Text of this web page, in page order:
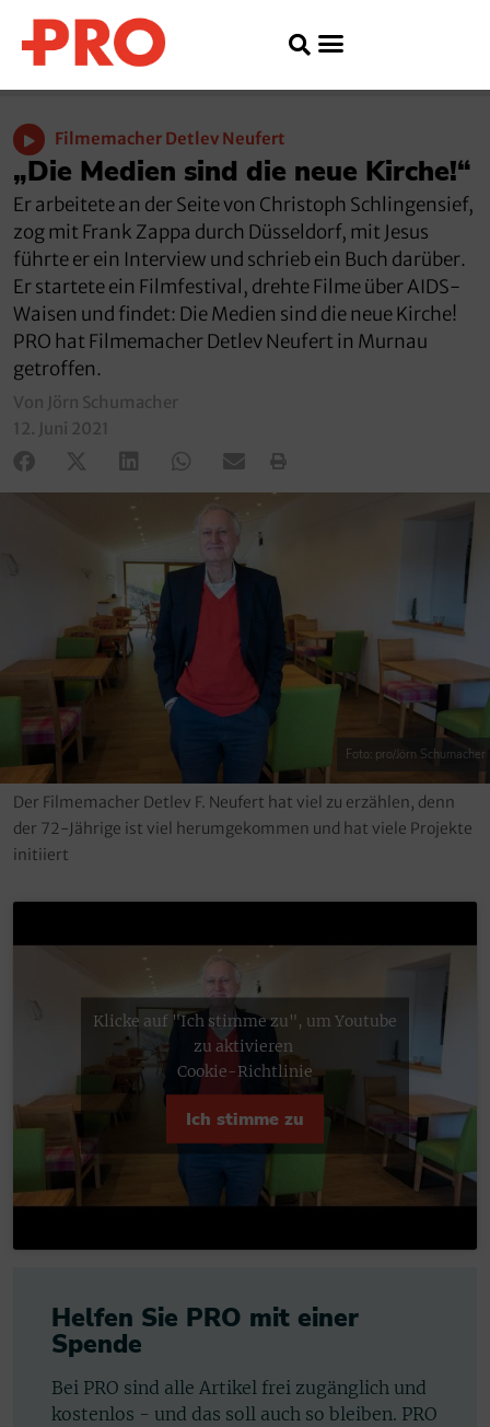
Filmemacher Detlev Neufert
„Die Medien sind die neue Kirche!“
Er arbeitete an der Seite von Christoph Schlingensief,
zog mit Frank Zappa durch Düsseldorf, mit Jesus
führte er ein Interview und schrieb ein Buch darüber.
Er startete ein Filmfestival, drehte Filme über AIDS-
Waisen und findet: Die Medien sind die neue Kirche!
PRO hat Filmemacher Detlev Neufert in Murnau
getroffen.
Von Jörn Schumacher
12. Juni 2021
Foto: pro/Jörn Schumacher
Der Filmemacher Detlev F. Neufert hat viel zu erzählen, denn
der 72-Jährige ist viel herumgekommen und hat viele Projekte
initiiert
Klicke auf "Ich stimme zu", um Youtube
zu aktivieren
Cookie-Richtlinie
Ich stimme zu
Helfen Sie PRO mit einer
Spende
Bei PRO sind alle Artikel frei zugänglich und
kostenlos - und das soll auch so bleiben. PRO